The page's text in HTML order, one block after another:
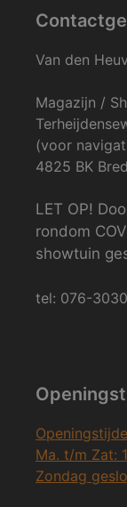
Van den
Magazijn /
(voor
4825 BK
LET OP!
rondom
showtuin
tel: 076-
Ma. t/m Zat:
Zondag